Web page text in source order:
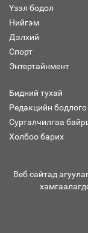
Үзэл бодол
Нийгэм
Дэлхий
Спорт
Энтертайнмент
Бидний тухай
Редакцийн бодлого
Сурталчилгаа
Холбоо барих
Веб сайтад